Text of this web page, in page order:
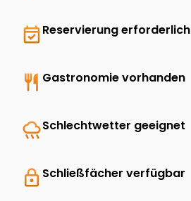
event_availableReservierung erforderlich
restaurant Gastronomie vorhanden
rainySchlechtwetter geeignet
lock Schließfächer verfügbar